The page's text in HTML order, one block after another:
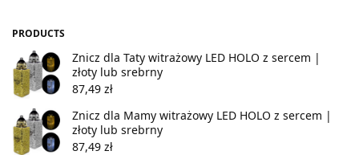
PRODUCTS
Znicz dla Taty witrażowy LED HOLO z sercem |
złoty lub srebrny
87,49 zł
Znicz dla Mamy witrażowy LED HOLO z sercem |
złoty lub srebrny
87,49 zł